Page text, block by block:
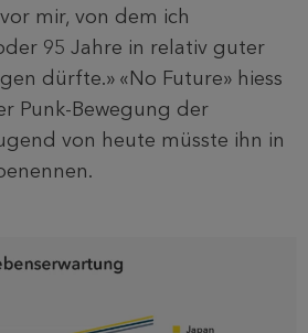
mir, von dem ich
95 Jahre in relativ guter
dürfte.» «No Future» hiess
Punk-Bewegung der
von heute müsste ihn in